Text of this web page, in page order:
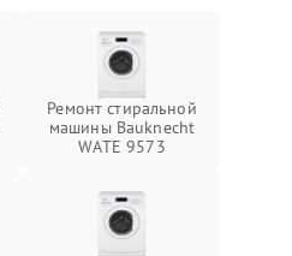
Ремонт стиральной
машины Bauknecht
WATE 9573